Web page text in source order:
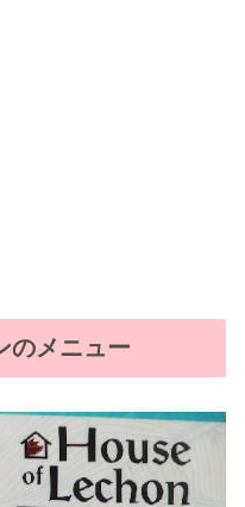
のメニュー